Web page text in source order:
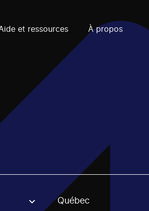
et ressources À propos
filter will be applied when
Québec